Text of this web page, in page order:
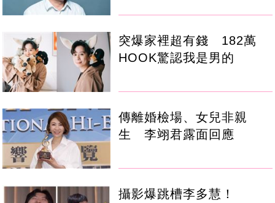
突爆家裡超有錢 182萬
HOOK驚認我是男的
傳離婚檢場、女兒非親
生 李翊君露面回應
攝影爆跳槽李多慧！